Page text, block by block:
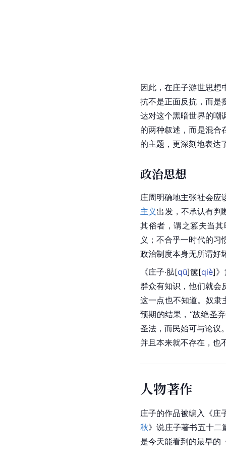
因此，在庄子游世思想
抗不是正面反抗，而是
达对这个黑暗世界的嘲
的两种叙述，而是混合
的主题，更深刻地表达
政治思想
庄周明确地主张社会应
主义 出发，不承认有判
其俗者，谓之篡夫当
义；不合乎一时代的
政治制度本身无所谓好
《庄子·胠[qū]箧[qiè]
群众有知识，他们就会
这一点也不知道。 奴隶
预期的结果，“故绝圣
圣法，而民始可与论议
并且本来就不存在，也
人物著作
庄子的作品被编入《庄
秋》说庄子著书五十二
是今天能看到的最早的